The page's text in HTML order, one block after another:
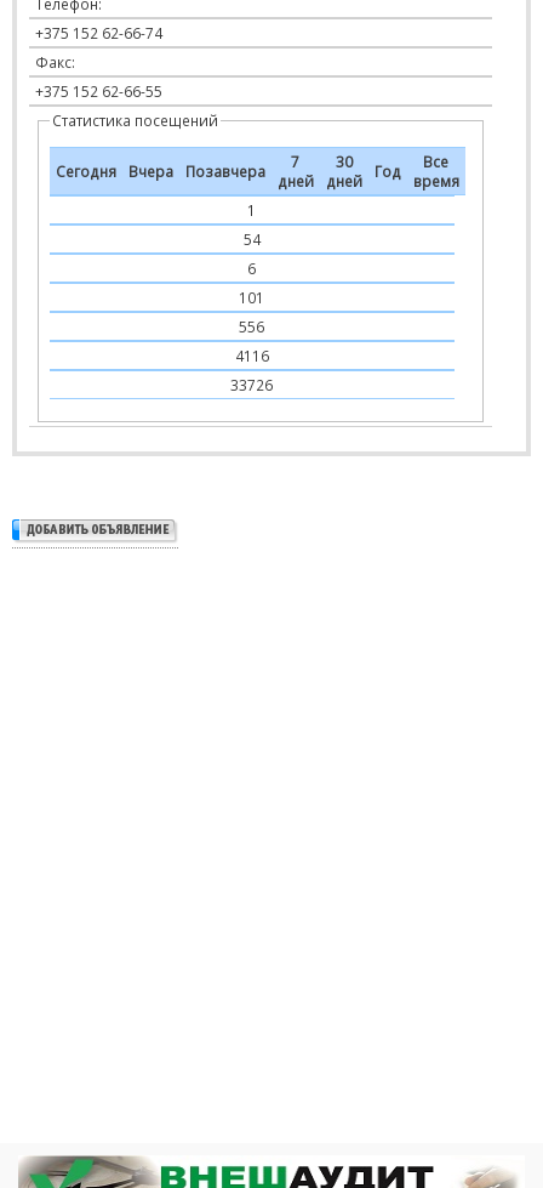
+375 152 62-66-74
Факс:
+375 152 62-66-55
Статистика посещений
Сегодня Вчера Позавчера
7
дней
30
дней
Год
Все
время
1
54
6
101
556
4116
33726